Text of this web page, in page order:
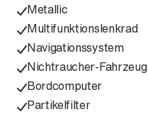
Metallic
Multifunktionslenkrad
Navigationssystem
Nichtraucher-Fahrzeug
Bordcomputer
Partikelfilter